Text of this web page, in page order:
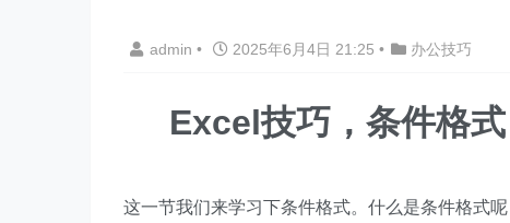
admin • 2025年6月4日 21:25 • 办公技巧
Excel技巧，条件格
这一节我们来学习下条件格式。什么是条件格式呢